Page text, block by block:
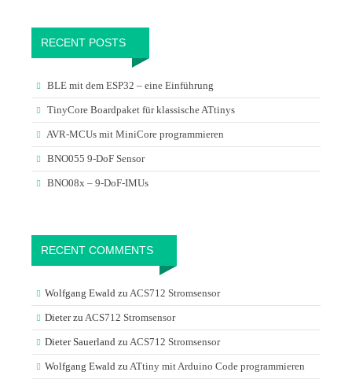
RECENT POSTS
BLE mit dem ESP32 – eine Einführung
TinyCore Boardpaket für klassische ATtinys
AVR-MCUs mit MiniCore programmieren
BNO055 9-DoF Sensor
BNO08x – 9-DoF-IMUs
RECENT COMMENTS
Wolfgang Ewald zu ACS712 Stromsensor
Dieterzu ACS712 Stromsensor
Dieter Sauerland zu ACS712 Stromsensor
Wolfgang Ewald zu ATtiny mit Arduino Code programmieren